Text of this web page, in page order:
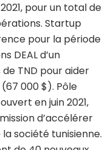
pour un total de
Startup
pour la période
DEAL d’un
TND pour aider
000 $). Pôle
en juin 2021,
d’accélérer
société tunisienne.